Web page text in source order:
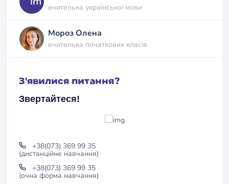
вчителька української мови
Мороз Олена
вчителька початкових класів
вчитель проєктування та ліплення
З'явилися питання?
Звертайтеся!
+38(073) 369 99 35
(дистанційне навчання)
+38(073) 369 99 35
(очна форма навчання)